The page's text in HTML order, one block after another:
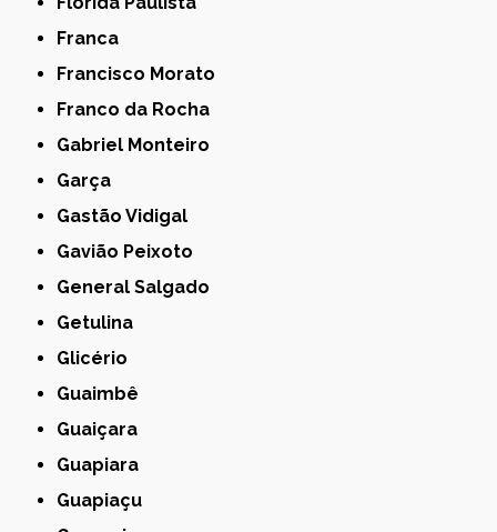
Franca
Francisco Morato
Franco da Rocha
Gabriel Monteiro
Garça
Gastão Vidigal
Gavião Peixoto
General Salgado
Getulina
Glicério
Guaimbê
Guaiçara
Guapiara
Guapiaçu